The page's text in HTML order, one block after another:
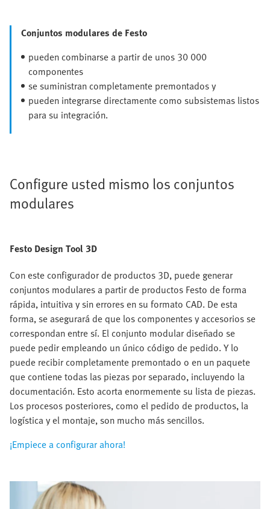
Conjuntos modulares de Festo
pueden combinarse a partir de unos 30 000
componentes
se suministran completamente premontados y
pueden integrarse directamente como subsistemas listos
para su integración.
Configure usted mismo los conjuntos
modulares
Festo Design Tool 3D
Con este configurador de productos 3D, puede generar
conjuntos modulares a partir de productos Festo de forma
rápida, intuitiva y sin errores en su formato CAD. De esta
forma, se asegurará de que los componentes y accesorios se
correspondan entre sí. El conjunto modular diseñado se
puede pedir empleando un único código de pedido. Y lo
puede recibir completamente premontado o en un paquete
que contiene todas las piezas por separado, incluyendo la
documentación. Esto acorta enormemente su lista de piezas.
Los procesos posteriores, como el pedido de productos, la
logística y el montaje, son mucho más sencillos.
¡Empiece a configurar ahora!